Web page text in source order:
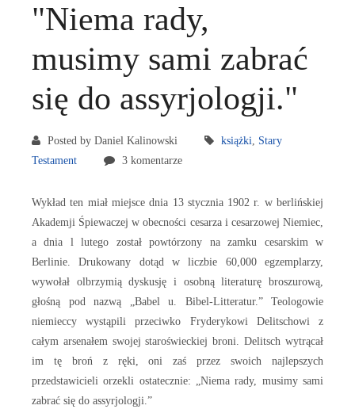
"Niema rady,
musimy sami zabrać
się do assyrjologji."
Posted by Daniel Kalinowski książki, Stary
Testament
3 komentarze
Wykład ten miał miejsce dnia 13 stycznia 1902 r. w berlińskiej
Akademji Śpiewaczej w obecności cesarza i cesarzowej Niemiec,
a dnia l lutego został powtórzony na zamku cesarskim w
Berlinie. Drukowany dotąd w liczbie 60,000 egzemplarzy,
wywołał olbrzymią dyskusję i osobną literaturę broszurową,
głośną pod nazwą „Babel u. Bibel-Litteratur.” Teologowie
niemieccy wystąpili przeciwko Fryderykowi Delitschowi z
całym arsenałem swojej staroświeckiej broni. Delitsch wytrącał
im tę broń z ręki, oni zaś przez swoich najlepszych
przedstawicieli orzekli ostatecznie: „Niema rady, musimy sami
zabrać się do assyrjologji.”